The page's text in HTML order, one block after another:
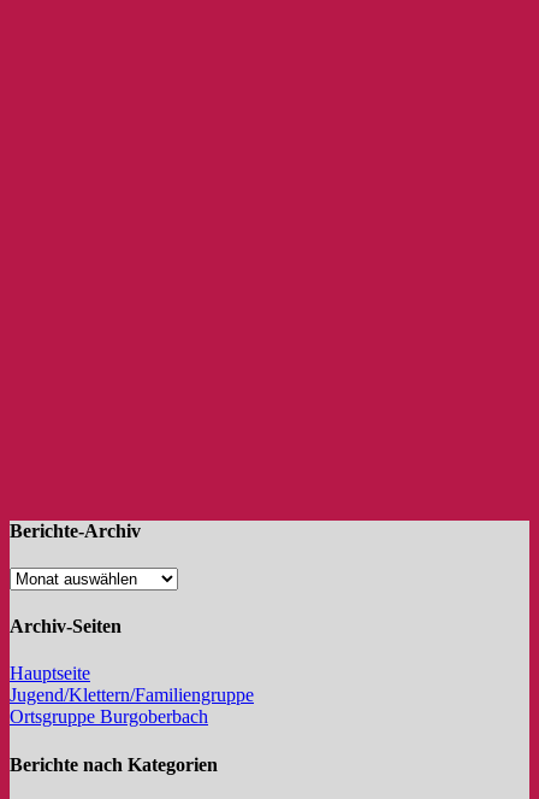
Berichte-Archiv
Archiv-Seiten
Hauptseite
Jugend/Klettern/Familiengruppe
Ortsgruppe Burgoberbach
Berichte nach Kategorien